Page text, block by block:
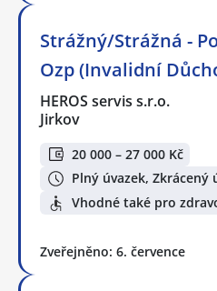
Strážný/Strážná -
Ozp (Invalidní
HEROS servis s.r.o.
Jirkov
20 000 – 27 000 Kč
Plný úvazek, Zkrácený
Vhodné také pro
Zveřejněno: 6. července